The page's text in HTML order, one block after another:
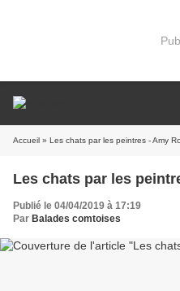
Accueil » Les chats par les peintres - Amy
Publié le 04/04/2019 à 17:19
Par Balades comtoises